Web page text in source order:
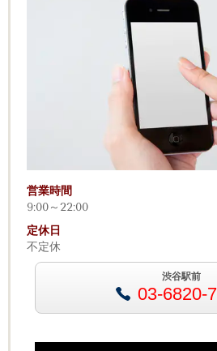
営業時間
9:00～22:00
定休日
不定休
渋谷駅前
03-6820-